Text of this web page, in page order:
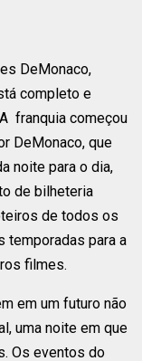
DeMonaco,
completo e
franquia começou
DeMonaco, que
noite para o dia,
de bilheteria
de todos os
temporadas para a
filmes.
em um futuro não
uma noite em que
Os eventos do